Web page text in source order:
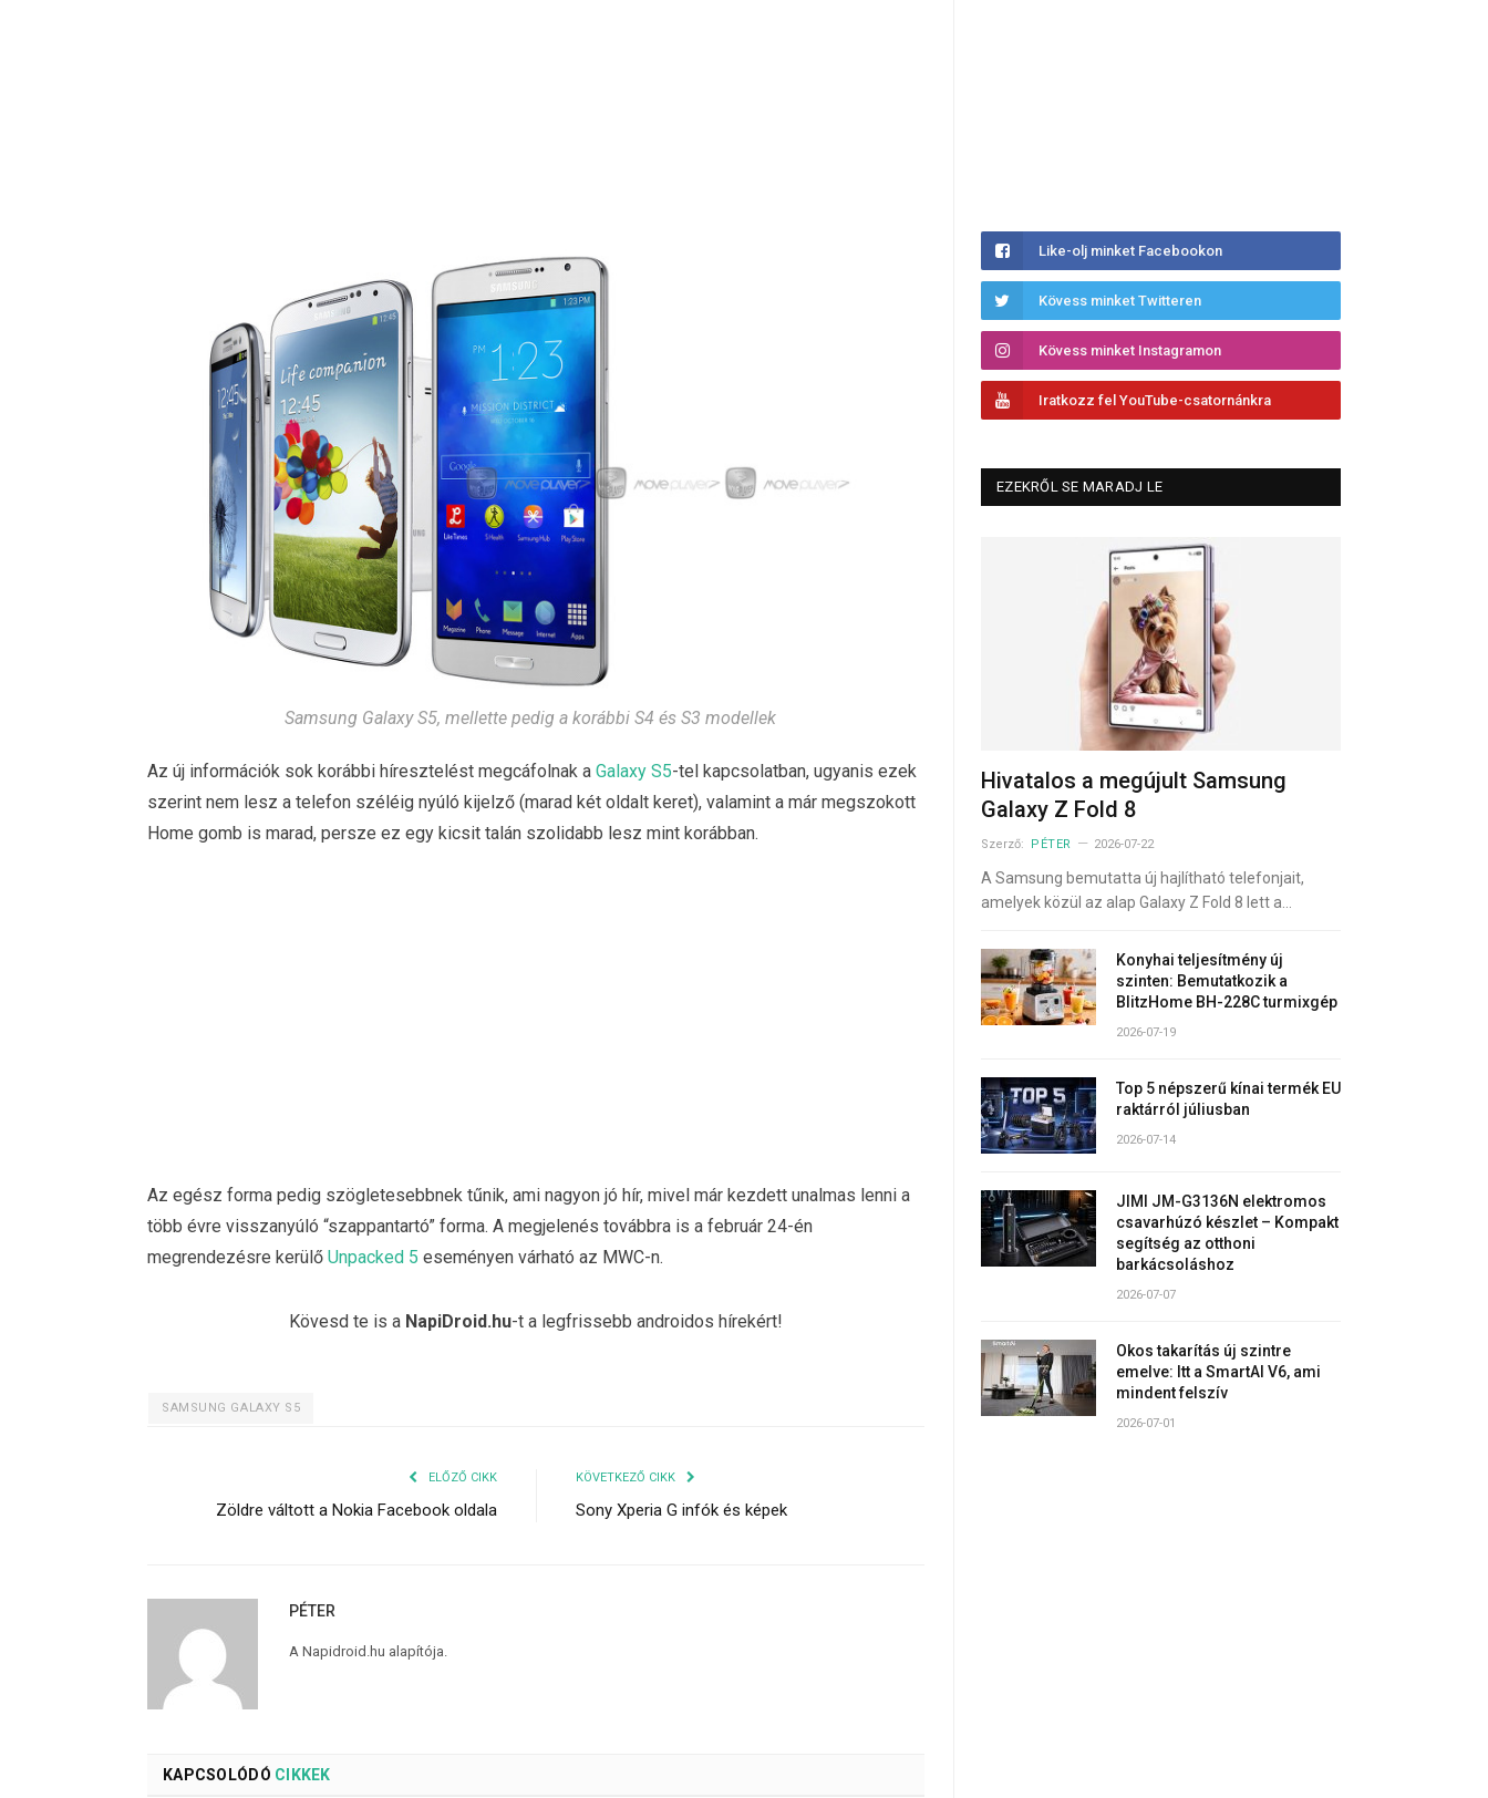
Samsung Galaxy S5, mellette pedig a korábbi S4 és S3 modellek
Az új információk sok korábbi híresztelést megcáfolnak a Galaxy S5-tel kapcsolatban, ugyanis ezek
szerint nem lesz a telefon széléig nyúló kijelző (marad két oldalt keret), valamint a már megszokott
Home gomb is marad, persze ez egy kicsit talán szolidabb lesz mint korábban.
Az egész forma pedig szögletesebbnek tűnik, ami nagyon jó hír, mivel már kezdett unalmas lenni a
több évre visszanyúló “szappantartó” forma. A megjelenés továbbra is a február 24-én
megrendezésre kerülő Unpacked 5 eseményen várható az MWC-n.
Kövesd te is a NapiDroid.hu-t a legfrissebb androidos hírekért!
SAMSUNG GALAXY S5
ELŐZŐ CIKK
Zöldre váltott a Nokia Facebook oldala
KÖVETKEZŐ CIKK
Sony Xperia G infók és képek
PÉTER
A Napidroid.hu alapítója.
KAPCSOLÓDÓ CIKKEK
Like-olj minket Facebookon
Kövess minket Twitteren
Kövess minket Instagramon
Iratkozz fel YouTube-csatornánkra
EZEKRŐL SE MARADJ LE
Hivatalos a megújult Samsung
Galaxy Z Fold 8
Szerző: PÉTER 2026-07-22
A Samsung bemutatta új hajlítható telefonjait,
amelyek közül az alap Galaxy Z Fold 8 lett a…
Konyhai teljesítmény új
szinten: Bemutatkozik a
BlitzHome BH-228C turmixgép
2026-07-19
Top 5 népszerű kínai termék EU
raktárról júliusban
2026-07-14
JIMI JM-G3136N elektromos
csavarhúzó készlet – Kompakt
segítség az otthoni
barkácsoláshoz
2026-07-07
Okos takarítás új szintre
emelve: Itt a SmartAI V6, ami
mindent felszív
2026-07-01